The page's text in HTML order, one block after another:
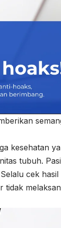
kesehatan
tubuh.
cek